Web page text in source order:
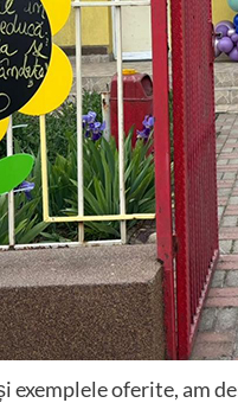
exemplele oferite, am